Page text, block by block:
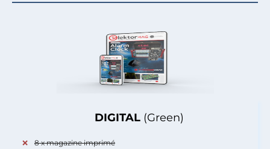
DIGITAL (Green)
8 x magazine imprimé